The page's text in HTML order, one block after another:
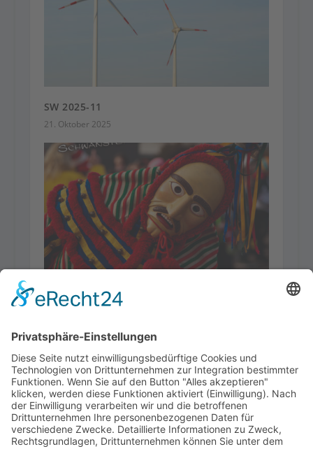
SW 2025-11
21. Oktober 2025
SW 2026-02